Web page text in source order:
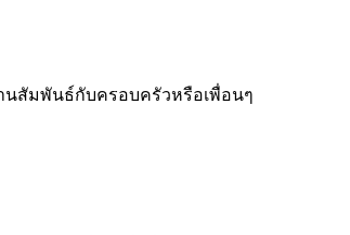
นสัมพันธ์กับครอบครัวหรือเพื่อนๆ